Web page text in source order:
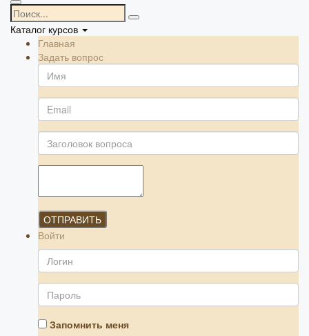
Каталог курсов
Главная
Задать вопрос
ОТПРАВИТЬ
Войти
Запомнить меня